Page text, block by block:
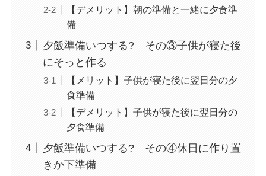
【デメリット】朝の準備と一緒に夕食準
備
夕飯準備いつする? その③子供が寝た後
にそっと作る
【メリット】子供が寝た後に翌日分の夕
食準備
【デメリット】子供が寝た後に翌日分の
夕食準備
夕飯準備いつする? その④休日に作り置
きか下準備